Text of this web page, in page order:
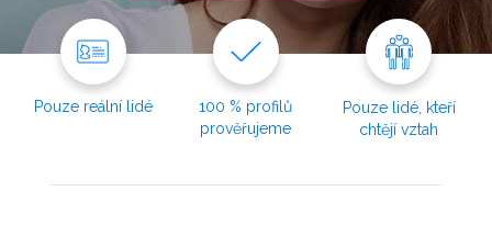
Pouze reální lidé
100 % profilů
prověřujeme
Pouze lidé, kteří
chtějí vztah